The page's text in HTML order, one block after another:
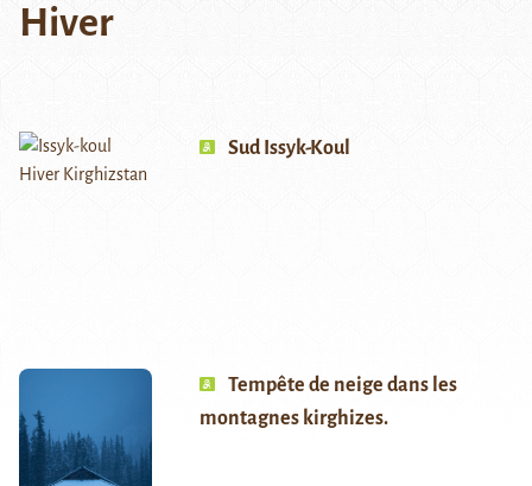
Hiver
Sud Issyk-Koul
Tempête de neige dans les
montagnes kirghizes.